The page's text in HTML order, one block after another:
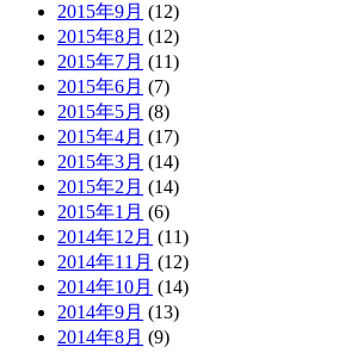
2015年9月 (12)
2015年8月 (12)
2015年7月 (11)
2015年6月 (7)
2015年5月 (8)
2015年4月 (17)
2015年3月 (14)
2015年2月 (14)
2015年1月 (6)
2014年12月 (11)
2014年11月 (12)
2014年10月 (14)
2014年9月 (13)
2014年8月 (9)